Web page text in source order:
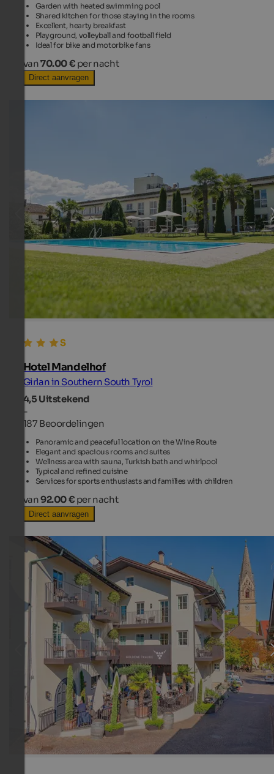
Garden with heated swimming pool
Shared kitchen for those staying in the rooms
Excellent, hearty breakfast
Playground, volleyball and football field
Ideal for bike and motorbike fans
van70.00 € per nacht
Direct aanvragen
Hotel Mandelhof
Girlan in Southern South Tyrol
4,5 Uitstekend
-
187 Beoordelingen
Panoramic and peaceful location on the Wine Route
Elegant and spacious rooms and suites
Wellness area with sauna, Turkish bath and whirlpool
Typical and refined cuisine
Services for sports enthusiasts and families with children
van92.00 € per nacht
Direct aanvragen